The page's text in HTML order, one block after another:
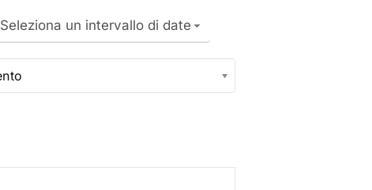
Seleziona un intervallo di date